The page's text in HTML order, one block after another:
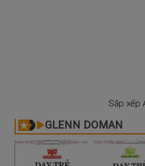
Sắp xếp
GLENN DOMAN